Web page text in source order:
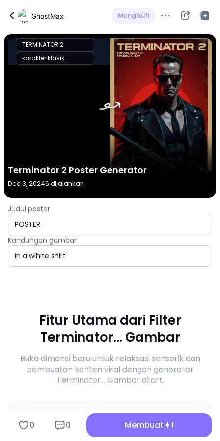
GhostMax Mengikuti
TERMINATOR 2
karakter klasik
Terminator 2 Poster Generator
Dec 3, 20246 dijalankan
Judul poster
Kandungan gambar
Fitur Utama dari Filter
Terminator... Gambar
Buka dimensi baru untuk relaksasi sensorik dan
pembuatan konten viral dengan generator
Terminator... Gambar a1.art.
0 0 Membuat 1